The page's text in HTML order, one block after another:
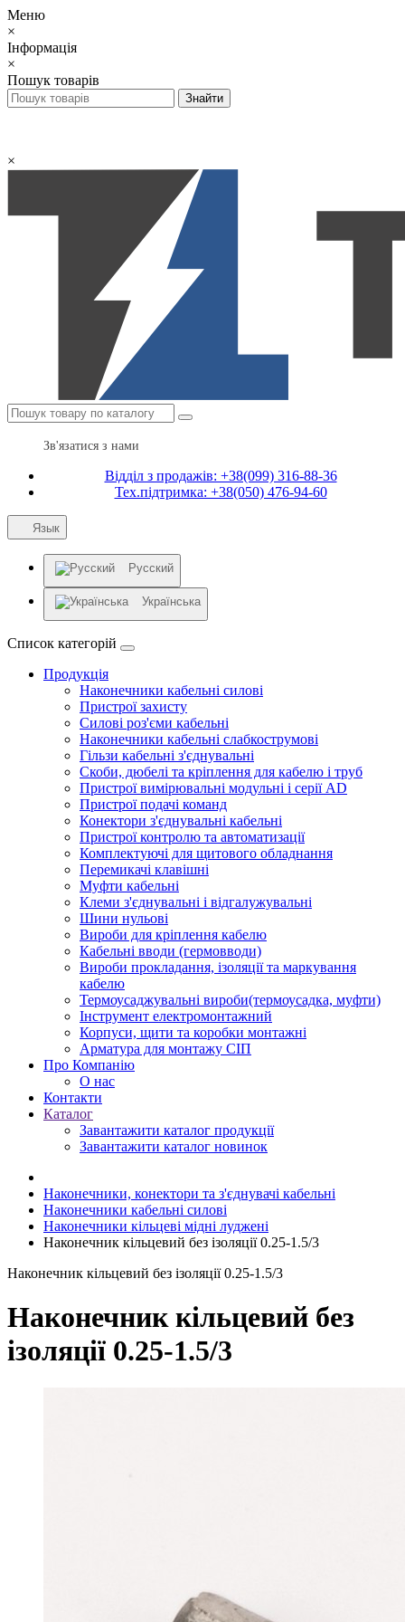
Меню
×
Інформація
×
Пошук товарів
×
Зв'язатися з нами
Відділ з продажів: +38(099) 316-88-36
Тех.підтримка: +38(050) 476-94-60
Язык
Русский
Українська
Список категорій
Продукція
Наконечники кабельні силові
Пристрої захисту
Силові роз'єми кабельні
Наконечники кабельні слабкострумові
Гільзи кабельні з'єднувальні
Скоби, дюбелі та кріплення для кабелю і труб
Пристрої вимірювальні модульні і серії AD
Пристрої подачі команд
Конектори з'єднувальні кабельні
Пристрої контролю та автоматизації
Комплектуючі для щитового обладнання
Перемикачі клавішні
Муфти кабельні
Клеми з'єднувальні і відгалужувальні
Шини нульові
Вироби для кріплення кабелю
Кабельні вводи (гермовводи)
Вироби прокладання, iзоляції та маркування
кабелю
Термоусаджувальні вироби(термоусадка, муфти)
Інструмент електромонтажний
Корпуси, щити та коробки монтажні
Арматура для монтажу СІП
Про Компанію
О нас
Контакти
Каталог
Завантажити каталог продукції
Завантажити каталог новинок
Наконечники, конектори та з'єднувачі кабельні
Наконечники кабельні силові
Наконечники кільцеві мідні луджені
Наконечник кільцевий без ізоляції 0.25-1.5/3
Наконечник кільцевий без ізоляції 0.25-1.5/3
Наконечник кільцевий без
ізоляції 0.25-1.5/3